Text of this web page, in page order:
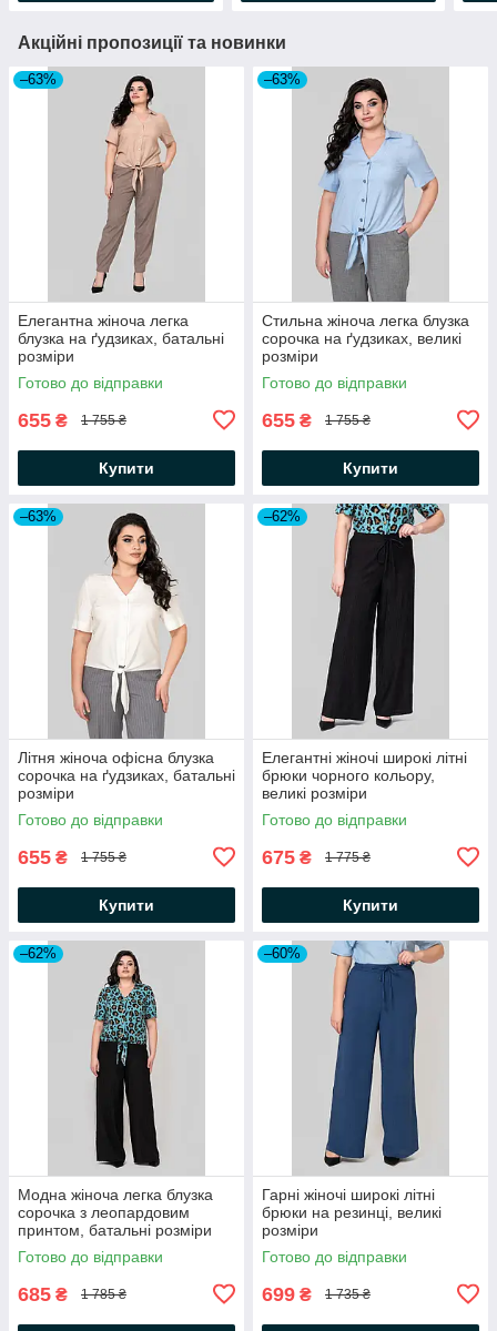
Акційні пропозиції та новинки
–63%
Елегантна жіноча легка
блузка на ґудзиках, батальні
розміри
Готово до відправки
655 ₴ 1 755 ₴
Купити
–63%
Стильна жіноча легка блузка
сорочка на ґудзиках, великі
розміри
Готово до відправки
655 ₴ 1 755 ₴
Купити
–63%
Літня жіноча офісна блузка
сорочка на ґудзиках, батальні
розміри
Готово до відправки
655 ₴ 1 755 ₴
Купити
–62%
Елегантні жіночі широкі літні
брюки чорного кольору,
великі розміри
Готово до відправки
675 ₴ 1 775 ₴
Купити
–62%
Модна жіноча легка блузка
сорочка з леопардовим
принтом, батальні розміри
Готово до відправки
685 ₴ 1 785 ₴
–60%
Гарні жіночі широкі літні
брюки на резинці, великі
розміри
Готово до відправки
699 ₴ 1 735 ₴